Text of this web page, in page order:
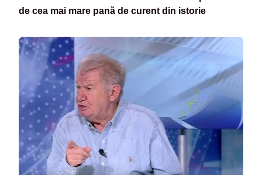
de cea mai mare pană de curent din istorie